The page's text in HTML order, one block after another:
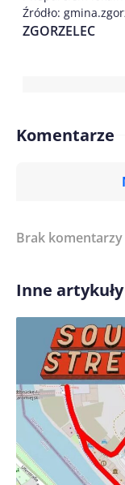
Źródło:
ZGORZELEC
Komentarze
Treść
Imię/ Nick*
Zapamiętaj
pisania
Brak
Inne artykuły